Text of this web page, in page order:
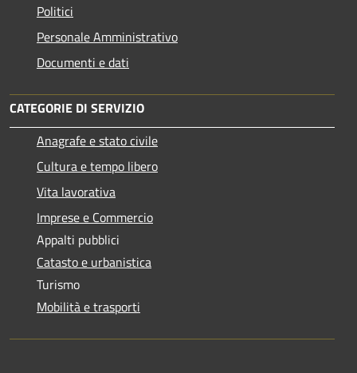
Politici
Personale Amministrativo
Documenti e dati
CATEGORIE DI SERVIZIO
Anagrafe e stato civile
Cultura e tempo libero
Vita lavorativa
Imprese e Commercio
Appalti pubblici
Catasto e urbanistica
Turismo
Mobilità e trasporti